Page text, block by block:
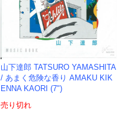
山下達郎 TATSURO YAMASHITA
/ あまく危険な香り AMAKU KIK
ENNA KAORI (7")
売り切れ